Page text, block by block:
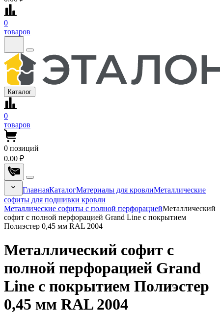
0
товаров
Каталог
0
товаров
0 позиций
0.00 ₽
ГлавнаяКаталогМатериалы для кровлиМеталлические
софиты для подшивки кровли
Металлические софиты с полной перфорациейМеталлический
софит с полной перфорацией Grand Line с покрытием
Полиэстер 0,45 мм RAL 2004
Металлический софит с
полной перфорацией Grand
Line с покрытием Полиэстер
0,45 мм RAL 2004